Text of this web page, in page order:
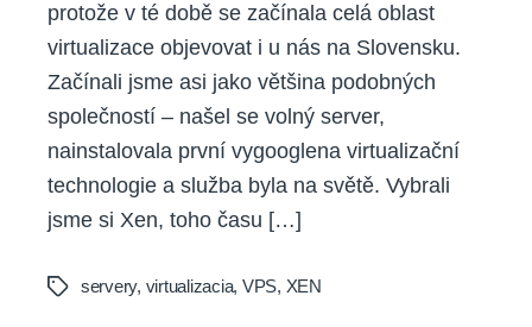
protože v té době se začínala celá oblast
virtualizace objevovat i u nás na Slovensku.
Začínali jsme asi jako většina podobných
společností – našel se volný server,
nainstalovala první vygooglena virtualizační
technologie a služba byla na světě. Vybrali
jsme si Xen, toho času […]
Tagsservery, virtualizacia, VPS, XEN